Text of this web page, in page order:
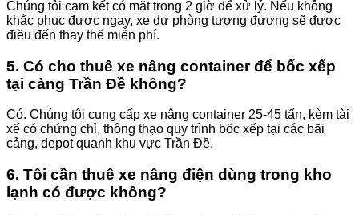
Chúng tôi cam kết có mặt trong 2 giờ để xử lý. Nếu không
khắc phục được ngay, xe dự phòng tương đương sẽ được
điều đến thay thế miễn phí.
5. Có cho thuê xe nâng container để bốc xếp
tại cảng Trần Đề không?
Có. Chúng tôi cung cấp xe nâng container 25-45 tấn, kèm tài
xế có chứng chỉ, thông thạo quy trình bốc xếp tại các bãi
cảng, depot quanh khu vực Trần Đề.
6. Tôi cần thuê xe nâng điện dùng trong kho
lạnh có được không?